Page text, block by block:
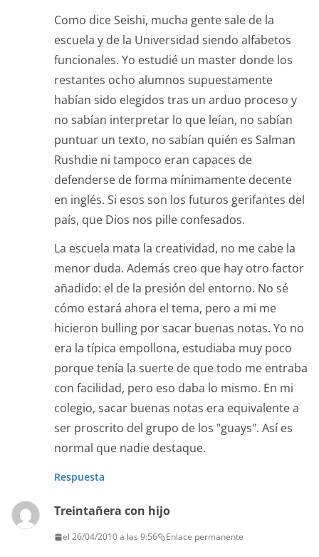
Como dice Seishi, mucha gente sale de la
escuela y de la Universidad siendo alfabetos
funcionales. Yo estudié un master donde los
restantes ocho alumnos supuestamente
habían sido elegidos tras un arduo proceso y
no sabían interpretar lo que leían, no sabían
puntuar un texto, no sabían quién es Salman
Rushdie ni tampoco eran capaces de
defenderse de forma mínimamente decente
en inglés. Si esos son los futuros gerifantes del
país, que Dios nos pille confesados.
La escuela mata la creatividad, no me cabe la
menor duda. Además creo que hay otro factor
añadido: el de la presión del entorno. No sé
cómo estará ahora el tema, pero a mi me
hicieron bulling por sacar buenas notas. Yo no
era la típica empollona, estudiaba muy poco
porque tenía la suerte de que todo me entraba
con facilidad, pero eso daba lo mismo. En mi
colegio, sacar buenas notas era equivalente a
ser proscrito del grupo de los "guays". Así es
normal que nadie destaque.
Respuesta
Treintañera con hijo
el 26/04/2010 a las 9:56 Enlace permanente